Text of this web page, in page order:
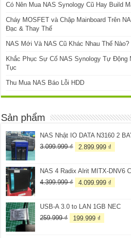
Có Nên Mua NAS Synology Cũ Hay Build
Cháy MOSFET và Chập Mainboard Trên
Đạc & Thay Thế
NAS Mới Và NAS Cũ Khác Nhau Thế Nào?
Khắc Phục Sự Cố NAS Synology Tự Động
Tục
Thu Mua NAS Báo Lỗi HDD
Sản phẩm
NAS Nhật IO DATA N3160 2
3.099.999₫
Giá
3.099.999 ₫.
2.899.999 ₫
là:
NAS 4 Radix Alrit MITX-DNV6
4.399.999₫
Giá
4.399.999 ₫.
4.099.999 ₫
là:
USB-A 3.0 to LAN 1GB NEC
259.999₫
Giá
199.999 ₫